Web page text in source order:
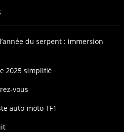
du serpent : immersion
2025 simplifié
vous
auto-moto TF1